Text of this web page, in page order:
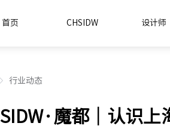
首页 CHSIDW 设计师
行业动态
SIDW·魔都｜认识